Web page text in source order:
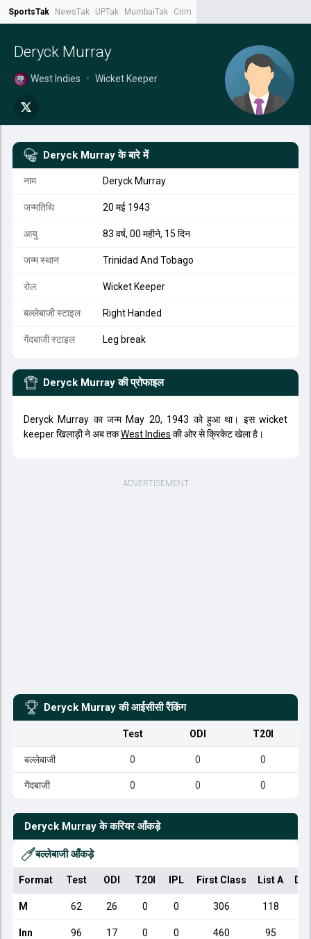
SportsTak NewsTak UPTak MumbaiTak CrimeTak
Deryck Murray
West Indies • Wicket Keeper
Deryck Murray के बारे में
नाम Deryck Murray
जन्मतिथि 20 मई 1943
आयु 83 वर्ष, 00 महीने, 15 दिन
जन्म स्थान Trinidad And Tobago
रोल Wicket Keeper
बल्लेबाजी स्टाइल Right Handed
गेंदबाजी स्टाइल Leg break
Deryck Murray की प्रोफाइल
Deryck Murray का जन्म May 20, 1943 को हुआ था। इस wicket
keeper खिलाड़ी ने अब तकWest Indies की ओर से क्रिकेट खेला है।
Deryck Murray की आईसीसी रैंकिंग
Test ODI T20I
बल्लेबाजी 0 0 0
गेंदबाजी 0 0 0
Deryck Murray के करियर आँकड़े
बल्लेबाजी आँकड़े
Format Test ODI T20I IPL First Class List A
M 62 26 0 0 306 118
Inn 96 17 0 0 460 95